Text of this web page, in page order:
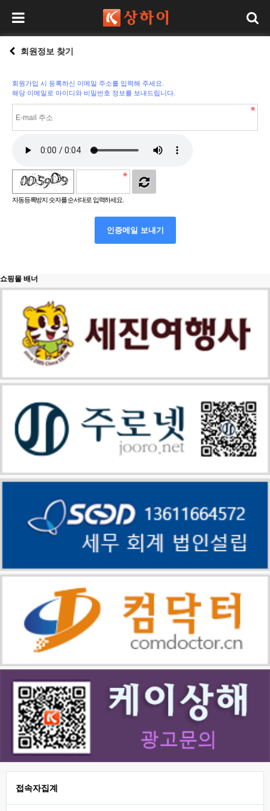
회원정보 찾기
회원가입 시 등록하신 이메일 주소를 입력해 주세요.
해당 이메일로 아이디와 비밀번호 정보를 보내드립니다.
자동등록방지 숫자를 순서대로 입력하세요.
인증메일 보내기
쇼핑몰 배너
접속자집계